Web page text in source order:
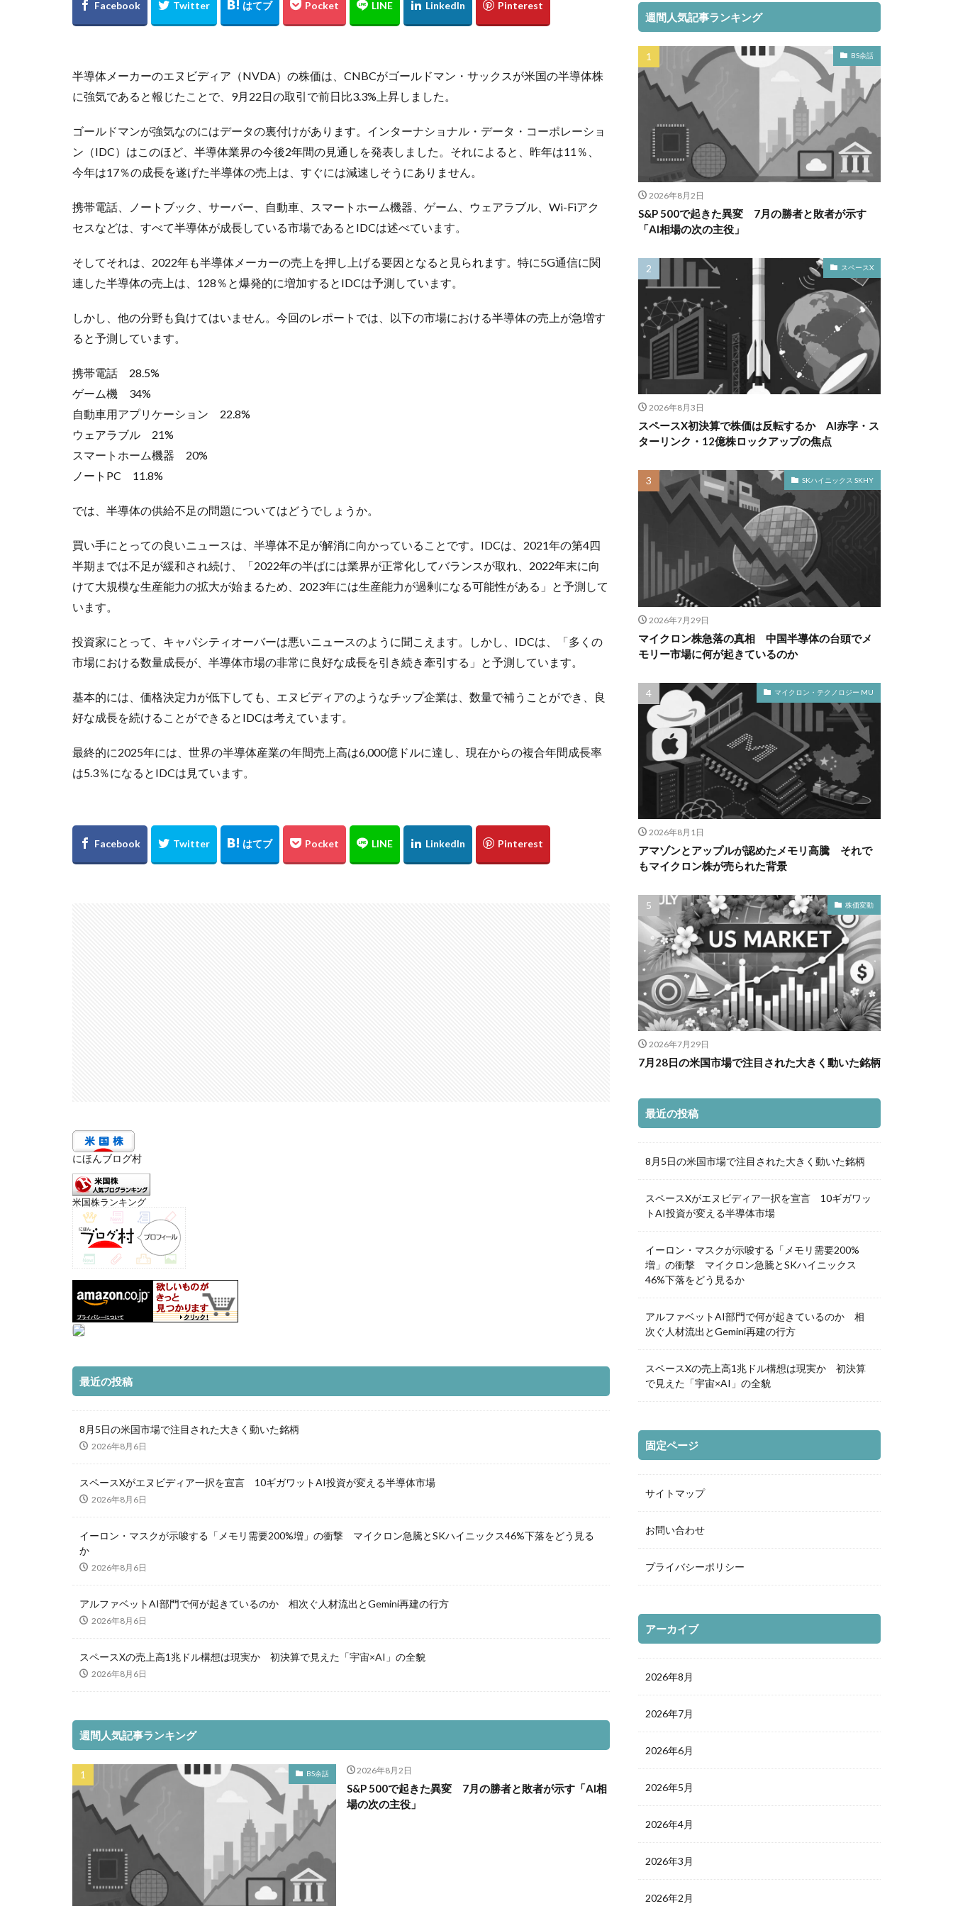
半導体メーカーのエヌビディア（NVDA）の株価は、CNBCがゴールドマン・サックスが米国の半導体株
に強気であると報じたことで、9月22日の取引で前日比3.3%上昇しました。
ゴールドマンが強気なのにはデータの裏付けがあります。インターナショナル・データ・コーポレーショ
ン（IDC）はこのほど、半導体業界の今後2年間の見通しを発表しました。それによると、昨年は11％、
今年は17％の成長を遂げた半導体の売上は、すぐには減速しそうにありません。
携帯電話、ノートブック、サーバー、自動車、スマートホーム機器、ゲーム、ウェアラブル、Wi-Fiアク
セスなどは、すべて半導体が成長している市場であるとIDCは述べています。
そしてそれは、2022年も半導体メーカーの売上を押し上げる要因となると見られます。特に5G通信に関
連した半導体の売上は、128％と爆発的に増加するとIDCは予測しています。
しかし、他の分野も負けてはいません。今回のレポートでは、以下の市場における半導体の売上が急増す
ると予測しています。
携帯電話 28.5%
ゲーム機 34%
自動車用アプリケーション 22.8%
ウェアラブル 21%
スマートホーム機器 20%
ノートPC 11.8%
では、半導体の供給不足の問題についてはどうでしょうか。
買い手にとっての良いニュースは、半導体不足が解消に向かっていることです。IDCは、2021年の第4四
半期までは不足が緩和され続け、「2022年の半ばには業界が正常化してバランスが取れ、2022年末に向
けて大規模な生産能力の拡大が始まるため、2023年には生産能力が過剰になる可能性がある」と予測して
います。
投資家にとって、キャパシティオーバーは悪いニュースのように聞こえます。しかし、IDCは、「多くの
市場における数量成長が、半導体市場の非常に良好な成長を引き続き牽引する」と予測しています。
基本的には、価格決定力が低下しても、エヌビディアのようなチップ企業は、数量で補うことができ、良
好な成長を続けることができるとIDCは考えています。
最終的に2025年には、世界の半導体産業の年間売上高は6,000億ドルに達し、現在からの複合年間成長率
は5.3％になるとIDCは見ています。
にほんブログ村
米国株ランキング
最近の投稿
8月5日の米国市場で注目された大きく動いた銘柄
2026年8月6日
スペースXがエヌビディア一択を宣言 10ギガワットAI投資が変える半導体市場
2026年8月6日
イーロン・マスクが示唆する「メモリ需要200%増」の衝撃 マイクロン急騰とSKハイニックス46%下落をどう見る
か
2026年8月6日
アルファベットAI部門で何が起きているのか 相次ぐ人材流出とGemini再建の行方
2026年8月6日
スペースXの売上高1兆ドル構想は現実か 初決算で見えた「宇宙×AI」の全貌
2026年8月6日
週間人気記事ランキング
BS余話 2026年8月2日
S&P 500で起きた異変 7月の勝者と敗者が示す「AI相
場の次の主役」
週間人気記事ランキング
BS余話
2026年8月2日
S&P 500で起きた異変 7月の勝者と敗者が示す
「AI相場の次の主役」
スペースX
2026年8月3日
スペースX初決算で株価は反転するか AI赤字・ス
ターリンク・12億株ロックアップの焦点
SKハイニックス SKHY
2026年7月29日
マイクロン株急落の真相 中国半導体の台頭でメ
モリー市場に何が起きているのか
マイクロン・テクノロジー MU
2026年8月1日
アマゾンとアップルが認めたメモリ高騰 それで
もマイクロン株が売られた背景
株価変動
2026年7月29日
7月28日の米国市場で注目された大きく動いた銘柄
最近の投稿
8月5日の米国市場で注目された大きく動いた銘柄
スペースXがエヌビディア一択を宣言 10ギガワッ
トAI投資が変える半導体市場
イーロン・マスクが示唆する「メモリ需要200%
増」の衝撃 マイクロン急騰とSKハイニックス
46%下落をどう見るか
アルファベットAI部門で何が起きているのか 相
次ぐ人材流出とGemini再建の行方
スペースXの売上高1兆ドル構想は現実か 初決算
で見えた「宇宙×AI」の全貌
固定ページ
サイトマップ
お問い合わせ
プライバシーポリシー
アーカイブ
2026年8月
2026年7月
2026年6月
2026年5月
2026年4月
2026年3月
2026年2月